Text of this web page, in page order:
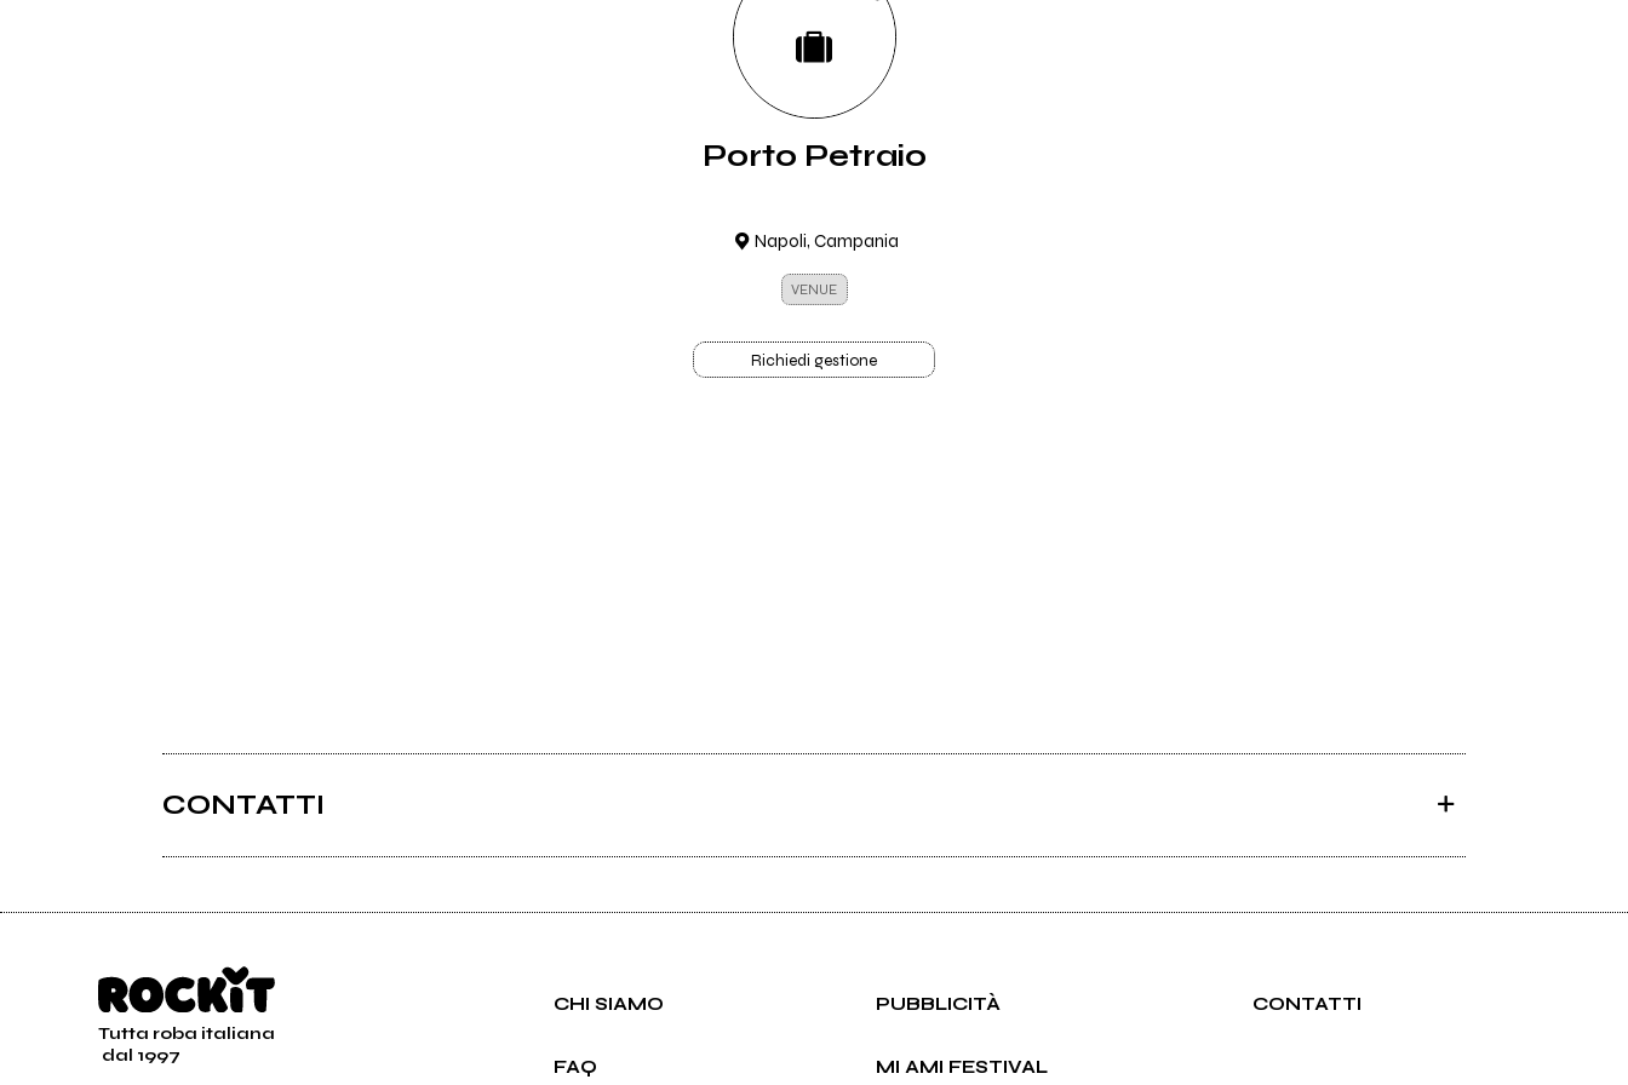
Porto Petraio
Napoli, Campania
VENUE
Richiedi gestione
CONTATTI
Tutta roba italiana
dal 1997
CHI SIAMO PUBBLICITÀ CONTATTI
FAQ MI AMI FESTIVAL